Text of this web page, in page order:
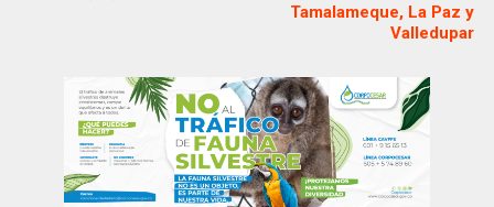
Tamalameque, La Paz y
Valledupar